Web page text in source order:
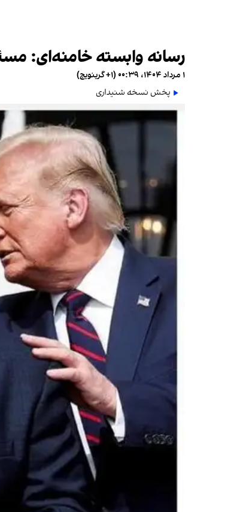
رسانه وابسته خامنه‌ای:
۱ مرداد ۱۴۰۴، ۰۰:۳۹ (‎+۱ گرینویچ)
پخش نسخه شنیداری